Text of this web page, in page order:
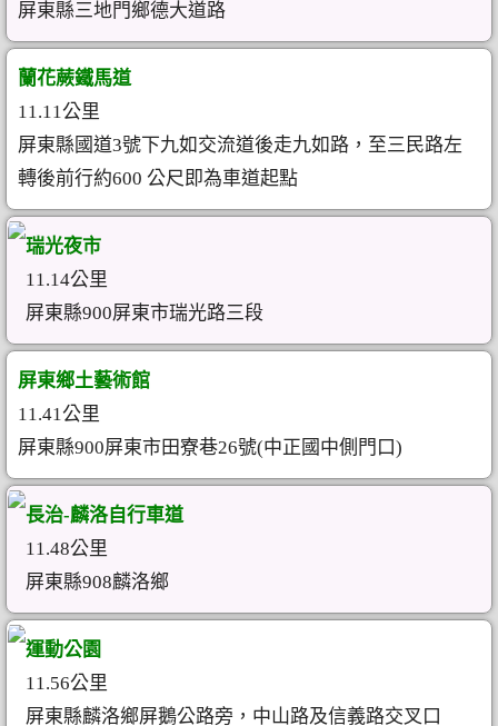
屏東縣三地門鄉德大道路
蘭花蕨鐵馬道
11.11公里
屏東縣國道3號下九如交流道後走九如路，至三民路左
轉後前行約600 公尺即為車道起點
瑞光夜市
11.14公里
屏東縣900屏東市瑞光路三段
屏東鄉土藝術館
11.41公里
屏東縣900屏東市田寮巷26號(中正國中側門口)
長治-麟洛自行車道
11.48公里
屏東縣908麟洛鄉
運動公園
11.56公里
屏東縣麟洛鄉屏鵝公路旁，中山路及信義路交叉口